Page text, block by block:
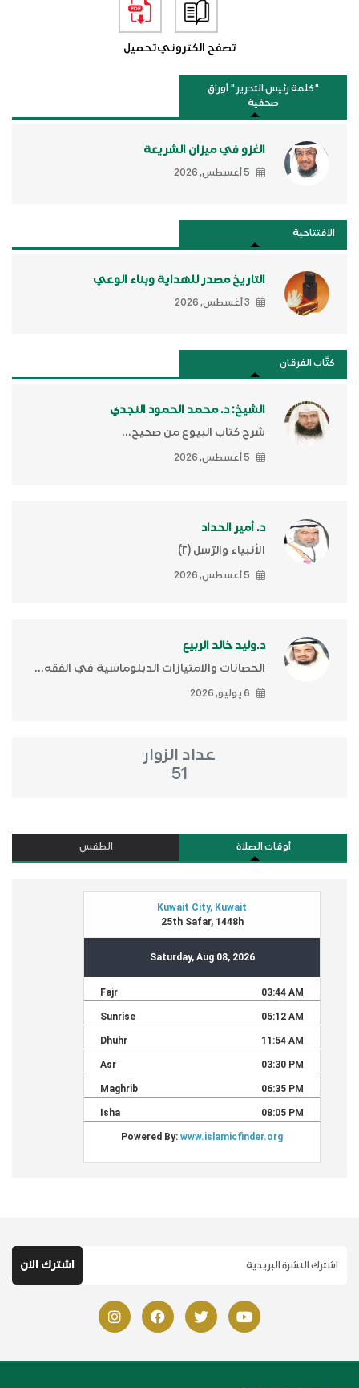
تصفح الكترونيتحميل
"كلمة رئيس التحرير " أوراق
صحفية
الغزو في ميزان الشريعة
5 أغسطس, 2026
الافتتاحية
التاريخ مصدر للهداية وبناء الوعي
3 أغسطس, 2026
كتَّاب الفرقان
الشيخ: د. محمد الحمود النجدي
شرح كتاب البيوع من صحيح...
5 أغسطس, 2026
د. أمير الحداد
الأنبياء والرّسل (٢)ّ
5 أغسطس, 2026
د.وليد خالد الربيع
الحصانات والامتيازات الدبلوماسية في الفقه...
6 يوليو, 2026
عداد الزوار
51
أوقات الصلاة الطقس